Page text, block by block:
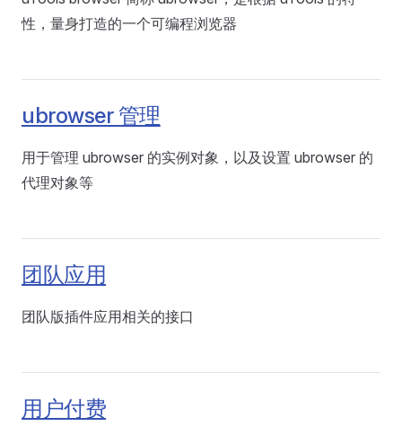
性，量身打造的一个可编程浏览器
ubrowser 管理
用于管理 ubrowser 的实例对象，以及设置 ubrowser 的
代理对象等
团队应用
团队版插件应用相关的接口
用户付费